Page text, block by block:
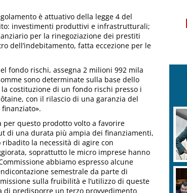
è attuativo della legge 4 del
investimenti produttivi e infrastrutturali;
per la rinegoziazione dei prestiti
dell’indebitamento, fatta eccezione per le
fondo rischi, assegna 2 milioni 992 mila
sono determinate sulla base dello
costituzione di un fondo rischi presso i
con il rilascio di una garanzia del
per questo prodotto volto a favorire
di una durata più ampia dei finanziamenti,
la necessità di agire con
soprattutto le micro imprese hanno
abbiamo espresso alcune
semestrale da parte di
sulla fruibilità e l’utilizzo di queste
di predisporre un terzo provvedimento